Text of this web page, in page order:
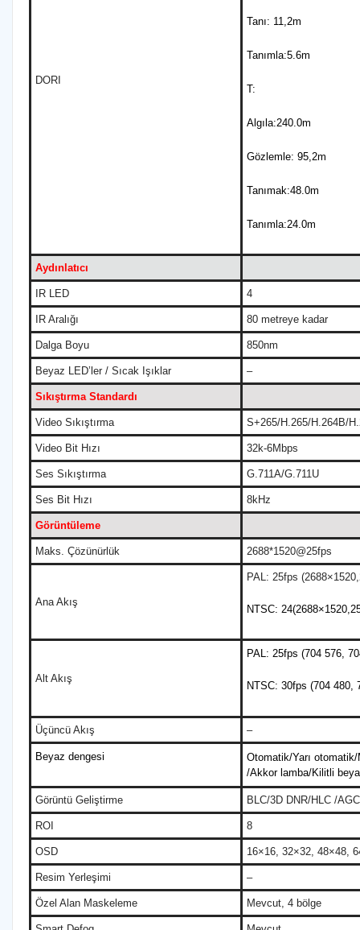
DORI
Tanı: 11,2m
Tanımla:5.6m
T:
Algıla:240.0m
Gözlemle: 95,2m
Tanımak:48.0m
Tanımla:24.0m
Aydınlatıcı
IR LED 4
IR Aralığı 80 metreye kadar
Dalga Boyu 850nm
Beyaz LED’ler / Sıcak Işıklar –
Sıkıştırma Standardı
Video Sıkıştırma S+265/H.265/H.264B/
Video Bit Hızı 32k-6Mbps
Ses Sıkıştırma G.711A/G.711U
Ses Bit Hızı 8kHz
Görüntüleme
Maks. Çözünürlük 2688*1520@25fps
Ana Akış
PAL: 25fps
NTSC:
Alt Akış
PAL: 25fps (704 576,
NTSC: 30fps (704 480,
Üçüncü Akış –
Beyaz dengesi
Otomatik/Yarı otomatik/
/Akkor lamba/Kilitli
Görüntü Geliştirme BLC/3D DNR/HLC /AGC
ROI 8
OSD 16×16, 32×32, 48×48,
Resim Yerleşimi –
Özel Alan Maskeleme Mevcut, 4 bölge